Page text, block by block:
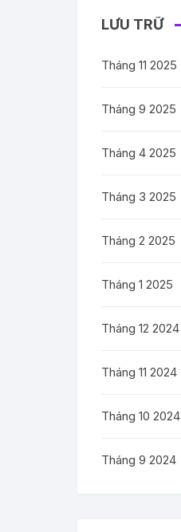
LƯU TRỮ
Tháng 11 2025
Tháng 9 2025
Tháng 4 2025
Tháng 3 2025
Tháng 2 2025
Tháng 1 2025
Tháng 12 2024
Tháng 11 2024
Tháng 10 2024
Tháng 9 2024